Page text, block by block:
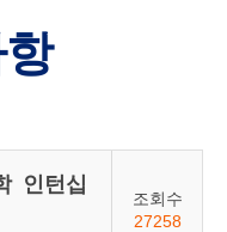
인턴십
조회수
27258